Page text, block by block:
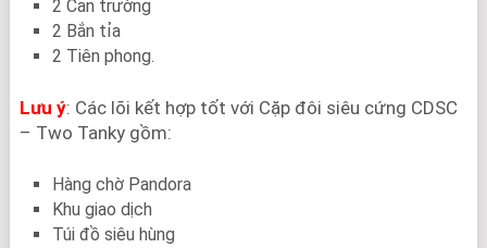
2 Can trường
2 Bắn tỉa
2 Tiên phong.
Lưu ý: Các lõi kết hợp tốt với Cặp đôi siêu cứng CDSC
– Two Tanky gồm:
Hàng chờ Pandora
Khu giao dịch
Túi đồ siêu hùng